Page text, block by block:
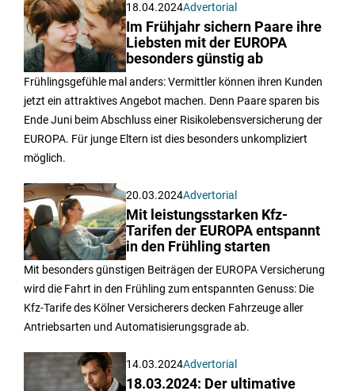
18.04.2024Advertorial
Im Frühjahr sichern Paare ihre
Liebsten mit der EUROPA
besonders günstig ab
Frühlingsgefühle mal anders: Vermittler können ihren Kunden
jetzt ein attraktives Angebot machen. Denn Paare sparen bis
Ende Juni beim Abschluss einer Risikolebensversicherung der
EUROPA. Für junge Eltern ist dies besonders unkompliziert
möglich.
20.03.2024Advertorial
Mit leistungsstarken Kfz-
Tarifen der EUROPA entspannt
in den Frühling starten
Mit besonders günstigen Beiträgen der EUROPA Versicherung
wird die Fahrt in den Frühling zum entspannten Genuss: Die
Kfz-Tarife des Kölner Versicherers decken Fahrzeuge aller
Antriebsarten und Automatisierungsgrade ab.
14.03.2024Advertorial
18.03.2024: Der ultimative